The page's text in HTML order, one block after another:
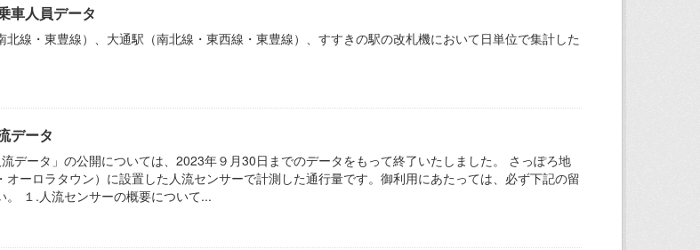
車人員データ
北線・東豊線）、大通駅（南北線・東西線・東豊線）、すすきの駅の改札機において日単位で集計した
データ
データ」の公開については、2023年９月30日までのデータをもって終了いたしました。 さっぽろ地
オーロラタウン）に設置した人流センサーで計測した通行量です。御利用にあたっては、必ず下記の留
。 １.人流センサーの概要について...